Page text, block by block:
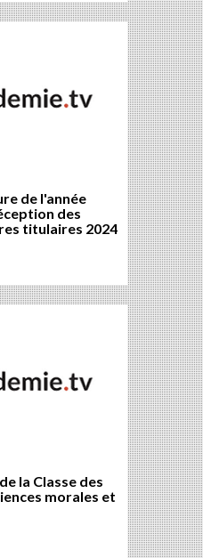
de l'année
des
titulaires 2024
la Classe des
morales et